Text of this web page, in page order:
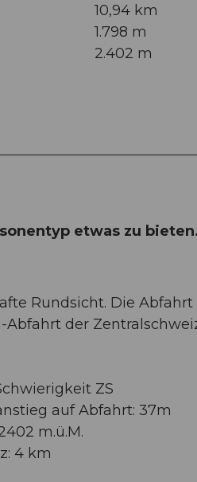
10,94 km
1.798 m
2.402 m
etwas zu
Rundsicht. Die
der
ZS
auf Abfahrt: 37m
m.ü.M.
4 km